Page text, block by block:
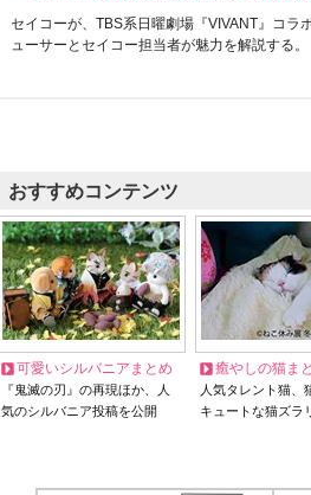
セイコーが、TBS系日曜劇場『VIVANT』コラ
ューサーとセイコー担当者が魅力を解説する。
おすすめコンテンツ
可愛いシルバニアまとめ
『鬼滅の刃』の再現ほか、人
気のシルバニア投稿を公開
癒やしの猫ま
人気タレント猫
キュートな猫ズラ